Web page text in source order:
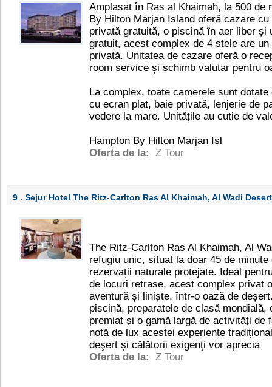
Amplasat în Ras al Khaimah, la 500 de
By Hilton Marjan Island oferă cazare
privată gratuită, o piscină în aer liber și
gratuit, acest complex de 4 stele are
privată. Unitatea de cazare oferă o
room service și schimb valutar pentru
La complex, toate camerele sunt
cu ecran plat, baie privată, lenjerie de
vedere la mare. Unitățile au cutie de
Hampton By Hilton Marjan Isl
Oferta de la:
Z Tour
9 . Sejur Hotel The Ritz-Carlton Ras Al Khaimah, Al Wadi
The Ritz-Carlton Ras Al Khaimah, Al
refugiu unic, situat la doar 45 de
rezervații naturale protejate. Ideal
de locuri retrase, acest complex privat
aventură și liniște, într-o oază de
piscină, preparatele de clasă mondială,
premiat și o gamă largă de activități de
notă de lux acestei experiențe
deşert și călătorii exigenţi vor aprecia
Oferta de la:
Z Tour